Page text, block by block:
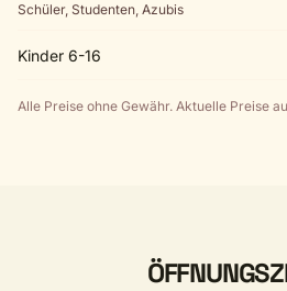
Schüler, Studenten, Azubis
Kinder 6-16
Alle Preise ohne Gewähr. Aktuelle Preise